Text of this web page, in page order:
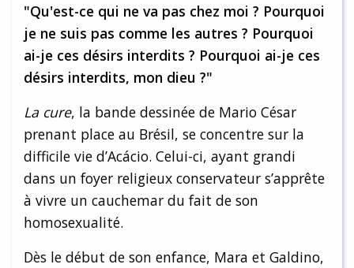
"Qu'est-ce qui ne va pas chez moi ? Pourquoi
je ne suis pas comme les autres ? Pourquoi
ai-je ces désirs interdits ? Pourquoi ai-je ces
désirs interdits, mon dieu ?"
La cure, la bande dessinée de Mario César
prenant place au Brésil, se concentre sur la
difficile vie d’Acácio. Celui-ci, ayant grandi
dans un foyer religieux conservateur s’apprête
à vivre un cauchemar du fait de son
homosexualité.
Dès le début de son enfance, Mara et Galdino,